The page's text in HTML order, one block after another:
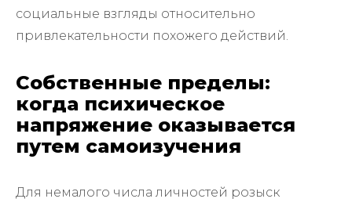
социальные взгляды относительно
привлекательности похожего действий.
Собственные пределы:
когда психическое
напряжение оказывается
путем самоизучения
Для немалого числа личностей розыск